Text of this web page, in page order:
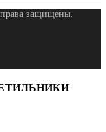
защищены.